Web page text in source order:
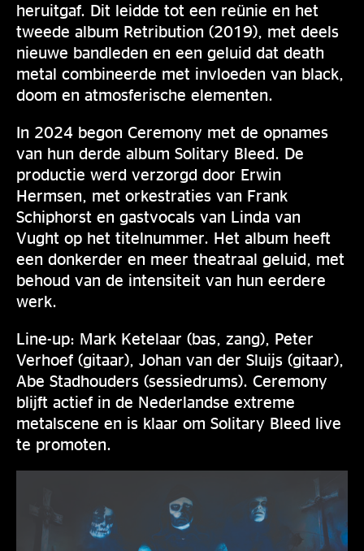
heruitgaf. Dit leidde tot een reünie en het
tweede album Retribution (2019), met deels
nieuwe bandleden en een geluid dat death
metal combineerde met invloeden van black,
doom en atmosferische elementen.
In 2024 begon Ceremony met de opnames
van hun derde album Solitary Bleed. De
productie werd verzorgd door Erwin
Hermsen, met orkestraties van Frank
Schiphorst en gastvocals van Linda van
Vught op het titelnummer. Het album heeft
een donkerder en meer theatraal geluid, met
behoud van de intensiteit van hun eerdere
werk.
Line-up: Mark Ketelaar (bas, zang), Peter
Verhoef (gitaar), Johan van der Sluijs (gitaar),
Abe Stadhouders (sessiedrums). Ceremony
blijft actief in de Nederlandse extreme
metalscene en is klaar om Solitary Bleed live
te promoten.